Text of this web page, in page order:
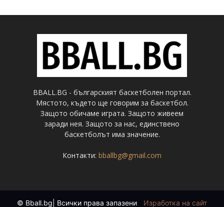
BBALL.BG - българският баскетболен портал.
Мястото, където ще говорим за баскетбол.
Защото обичаме играта. Защото живеем
заради нея. Защото за нас, единствено
баскетболът има значение.
Контакти: bballbg@gmail.com
© Bball.bg| Всички права запазени Изработка на сайт